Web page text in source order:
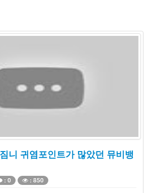
니 귀염포인트가 많았던 뮤비뱅
: 0
: 850